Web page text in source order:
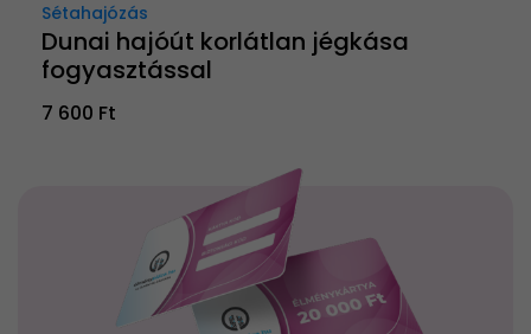
Sétahajózás
Dunai hajóút korlátlan jégkása
fogyasztással
7 600 Ft